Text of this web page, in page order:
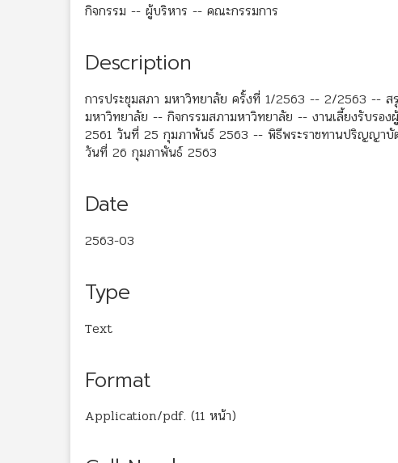
กิจกรรม -- ผู้บริหาร -- คณะกรรมการ
Description
การประชุมสภา มหาวิทยาลัย ครั้งที่ 1/2563 -- 2/2563 -- ส
มหาวิทยาลัย -- กิจกรรมสภามหาวิทยาลัย -- งานเลี้ยงรับรอ
2561 วันที่ 25 กุมภาพันธ์ 2563 -- พิธีพระราชทานปริญญาบัต
วันที่ 26 กุมภาพันธ์ 2563
Date
2563-03
Type
Text
Format
Application/pdf. (11 หน้า)